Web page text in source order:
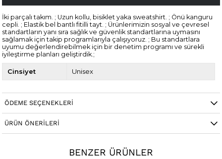
İki parçalı takım. ; Uzun kollu, bisiklet yaka sweatshirt. ; Önü kanguru
cepli. ; Elastik bel bantlı fitilli tayt. ; Ürünlerimizin sosyal ve çevresel
standartların yanı sıra sağlık ve güvenlik standartlarına uymasını
sağlamak için takip programlarıyla çalışıyoruz. ; Bu standartlara
uyumu değerlendirebilmek için bir denetim programı ve sürekli
iyileştirme planları geliştirdik.;
Cinsiyet Unisex
ÖDEME SEÇENEKLERI
ÜRÜN ÖNERILERI
BENZER ÜRÜNLER